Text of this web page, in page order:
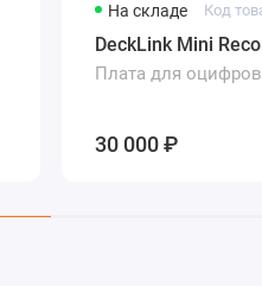
На складе
DeckLink Mini
Плата для
30 000 ₽